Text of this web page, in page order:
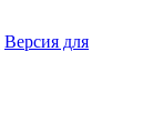
Версия для